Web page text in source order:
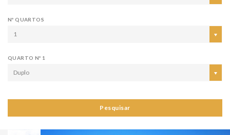
Nº QUARTOS
1
QUARTO Nº 1
Duplo
Pesquisar